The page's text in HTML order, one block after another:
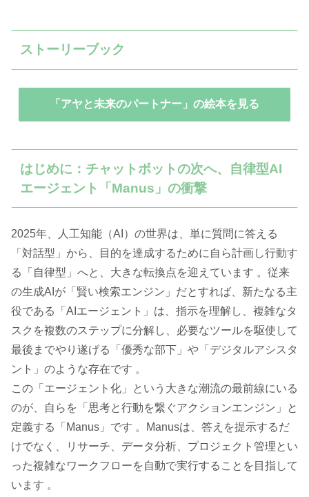
ストーリーブック
「アヤと未来のパートナー」の絵本を見る
はじめに：チャットボットの次へ、自律型AI
エージェント「Manus」の衝撃
2025年、人工知能（AI）の世界は、単に質問に答える
「対話型」から、目的を達成するために自ら計画し行動す
る「自律型」へと、大きな転換点を迎えています 。従来
の生成AIが「賢い検索エンジン」だとすれば、新たなる主
役である「AIエージェント」は、指示を理解し、複雑なタ
スクを複数のステップに分解し、必要なツールを駆使して
最後までやり遂げる「優秀な部下」や「デジタルアシスタ
ント」のような存在です 。
この「エージェント化」という大きな潮流の最前線にいる
のが、自らを「思考と行動を繋ぐアクションエンジン」と
定義する「Manus」です 。Manusは、答えを提示するだ
けでなく、リサーチ、データ分析、プロジェクト管理とい
った複雑なワークフローを自動で実行することを目指して
います 。